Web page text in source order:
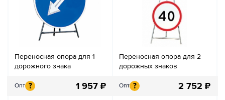
Переносная опора для 1
дорожного знака
Опт ? 1 957 ₽
Переносная опора для 2
дорожных знаков
Опт ? 2 752 ₽